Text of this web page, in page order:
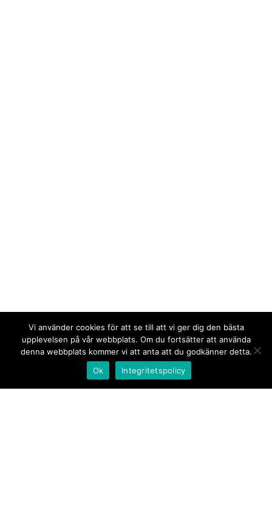
Vi använder cookies för att se till att vi ger dig den bästa
upplevelsen på vår webbplats. Om du fortsätter att använda
denna webbplats kommer vi att anta att du godkänner detta.
Ok
Integritetspolicy